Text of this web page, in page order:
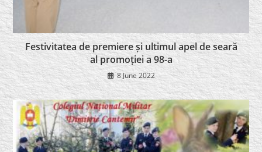
Festivitatea de premiere și ultimul apel de seară
al promoției a 98-a
8 June 2022